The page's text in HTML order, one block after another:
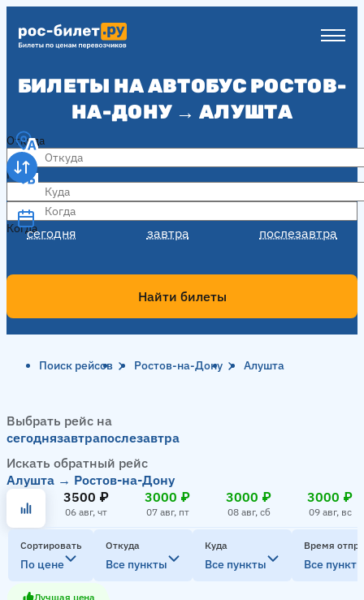
БИЛЕТЫ НА АВТОБУС РОСТОВ-
НА-ДОНУ → АЛУШТА
Откуда
Куда
Когда
сегодня завтра послезавтра
Когда
Найти билеты
Поиск рейсов Ростов-на-Дону Алушта
Выбрать рейс на
сегоднязавтрапослезавтра
Искать обратный рейс
Алушта → Ростов-на-Дону
3500 ₽
06 авг, чт
3000 ₽
07 авг, пт
3000 ₽
08 авг, сб
3000 ₽
09 авг, вс
Сортировать
По цене
Откуда
Все пункты
Куда
Все пункты
Время
Все
Лучшая цена